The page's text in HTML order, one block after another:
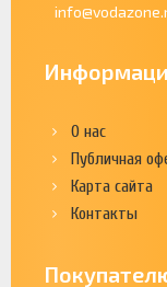
О нас
Публичная
Карта сайта
Контакты